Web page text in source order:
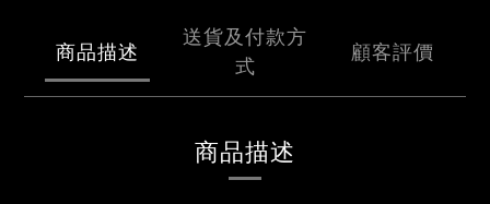
商品描述
送貨及付款方
式
顧客評價
商品描述